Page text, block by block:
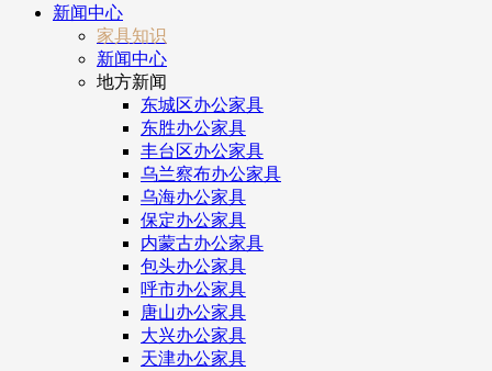
新闻中心
家具知识
新闻中心
地方新闻
东城区办公家具
东胜办公家具
丰台区办公家具
乌兰察布办公家具
乌海办公家具
保定办公家具
内蒙古办公家具
包头办公家具
呼市办公家具
唐山办公家具
大兴办公家具
天津办公家具